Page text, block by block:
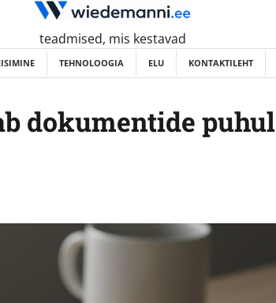
teadmised, mis kestavad
TEHNOLOOGIA ELU KONTAKTILEHT
dokumentide puhul